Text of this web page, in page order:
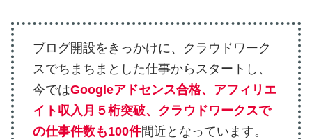
ブログ開設をきっかけに、クラウドワーク
スでちまちまとした仕事からスタートし、
今ではGoogleアドセンス合格、アフィリエ
イト収入月５桁突破、クラウドワークスで
の仕事件数も100件間近となっています。